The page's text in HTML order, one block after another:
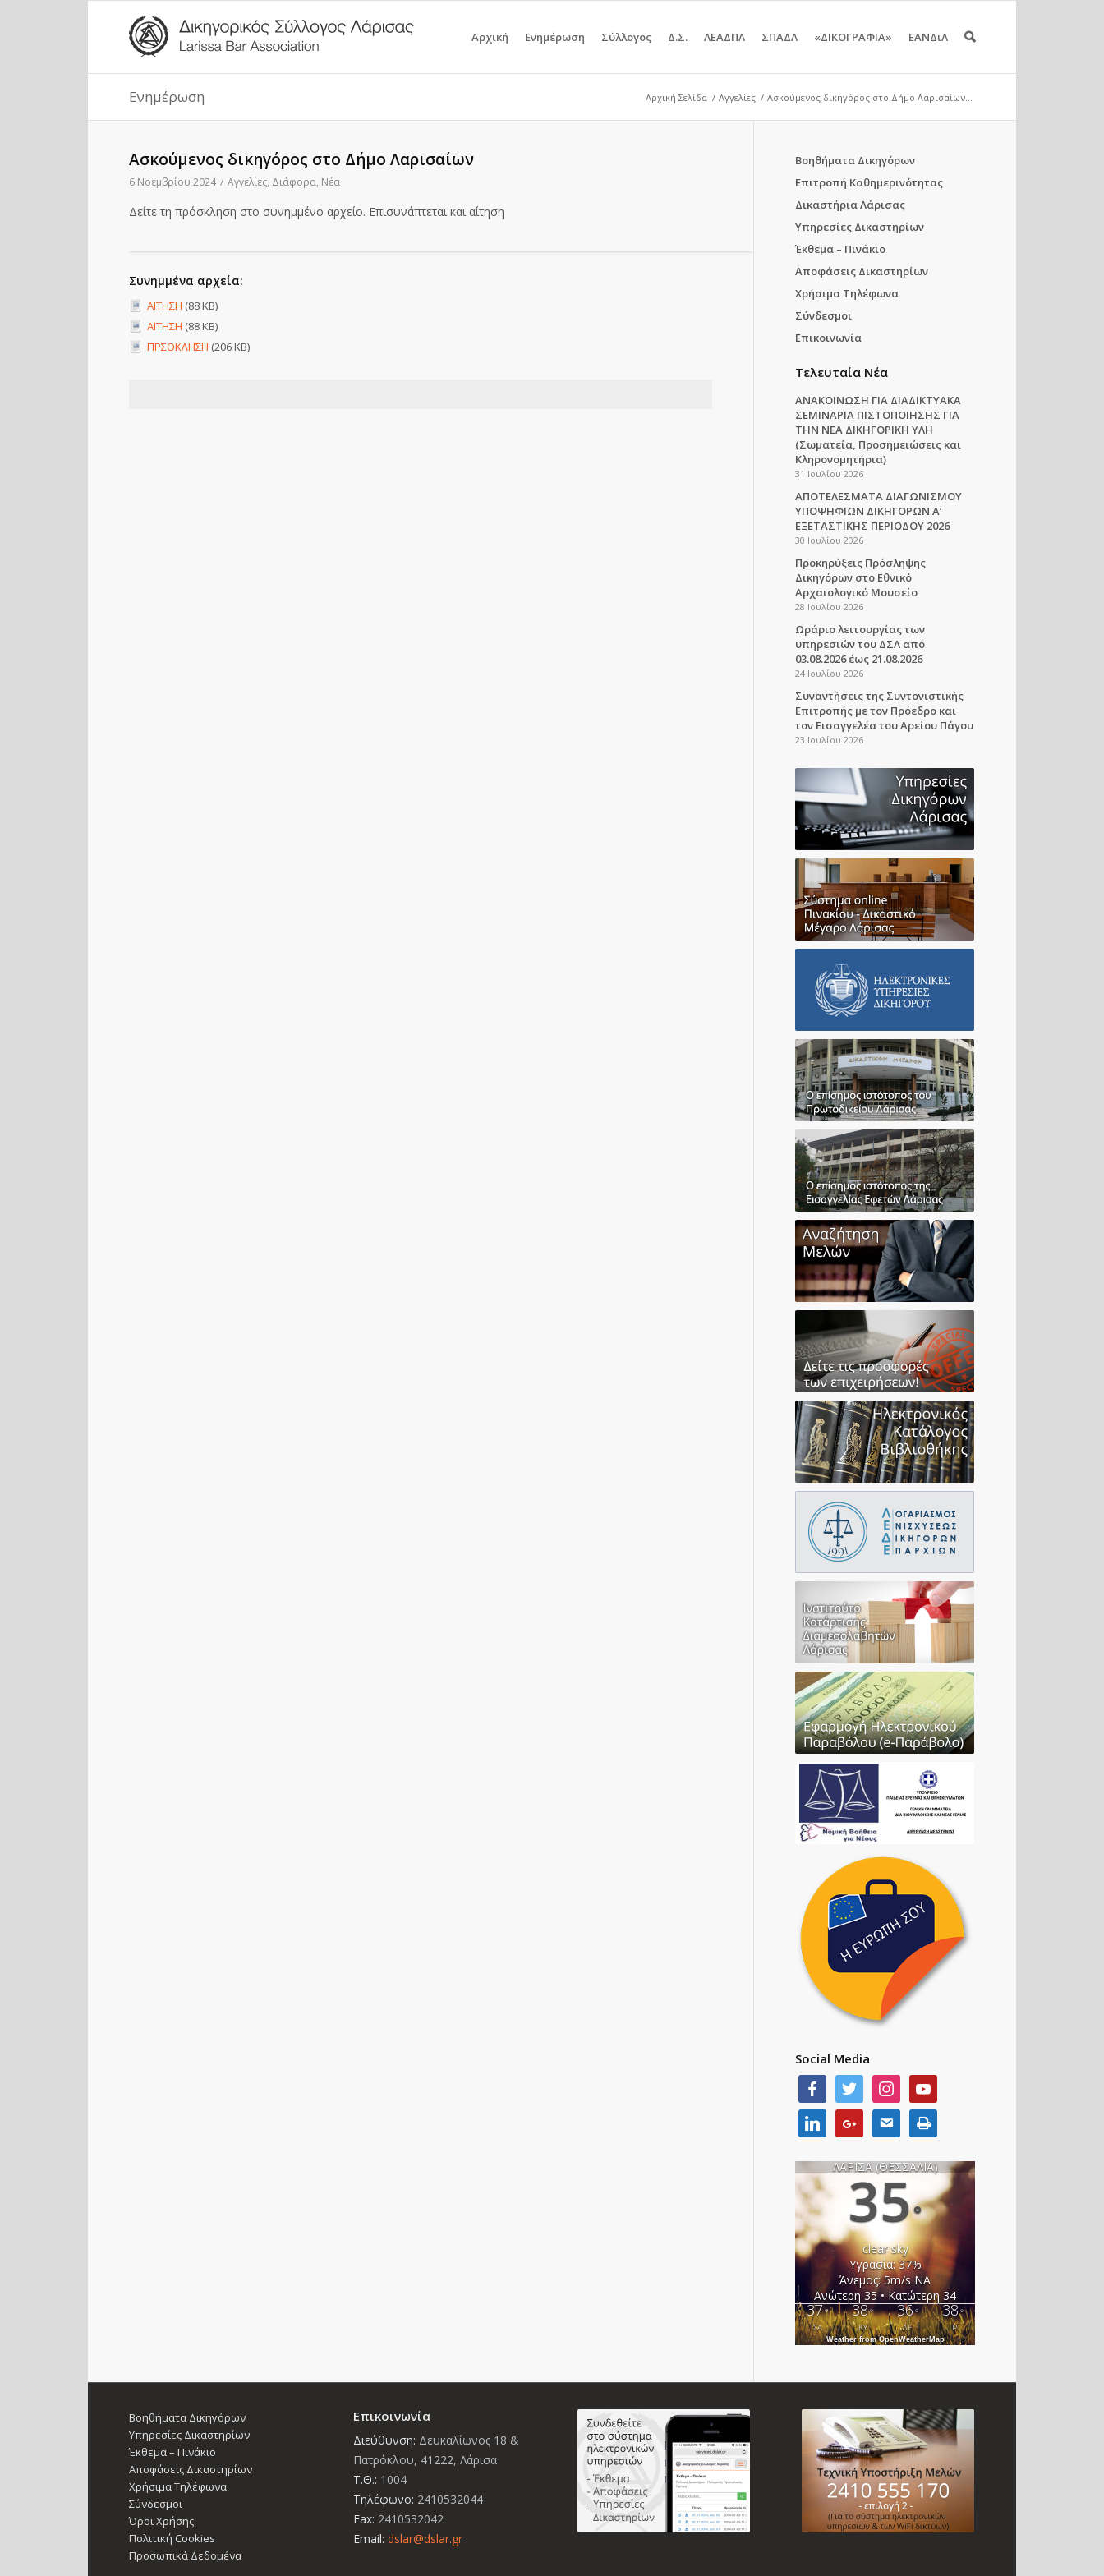
Αρχική Ενημέρωση Σύλλογος Δ.Σ. ΛΕΑΔΠΛ ΣΠΑΔΛ «ΔΙΚΟΓΡΑΦΙΑ» ΕΑΝΔιΛ
Ενημέρωση Αρχική Σελίδα / Αγγελίες / Ασκούμενος δικηγόρος στο Δήμο Λαρισαίων...
Ασκούμενος δικηγόρος στο Δήμο Λαρισαίων
6 Νοεμβρίου 2024 / Αγγελίες, Διάφορα, Νέα
Δείτε τη πρόσκληση στο συνημμένο αρχείο. Επισυνάπτεται και αίτηση
Συνημμένα αρχεία:
ΑΙΤΗΣΗ (88 KB)
ΑΙΤΗΣΗ (88 KB)
ΠΡΣΟΚΛΗΣΗ (206 KB)
Βοηθήματα Δικηγόρων
Επιτροπή Καθημερινότητας
Δικαστήρια Λάρισας
Υπηρεσίες Δικαστηρίων
Έκθεμα – Πινάκιο
Αποφάσεις Δικαστηρίων
Χρήσιμα Τηλέφωνα
Σύνδεσμοι
Επικοινωνία
Τελευταία Νέα
ΑΝΑΚΟΙΝΩΣΗ ΓΙΑ ΔΙΑΔΙΚΤΥΑΚΑ
ΣΕΜΙΝΑΡΙΑ ΠΙΣΤΟΠΟΙΗΣΗΣ ΓΙΑ
ΤΗΝ ΝΕΑ ΔΙΚΗΓΟΡΙΚΗ ΥΛΗ
(Σωματεία, Προσημειώσεις και
Κληρονομητήρια)
31 Ιουλίου 2026
ΑΠΟΤΕΛΕΣΜΑΤΑ ΔΙΑΓΩΝΙΣΜΟΥ
ΥΠΟΨΗΦΙΩΝ ΔΙΚΗΓΟΡΩΝ Α’
ΕΞΕΤΑΣΤΙΚΗΣ ΠΕΡΙΟΔΟΥ 2026
30 Ιουλίου 2026
Προκηρύξεις Πρόσληψης
Δικηγόρων στο Εθνικό
Αρχαιολογικό Μουσείο
28 Ιουλίου 2026
Ωράριο λειτουργίας των
υπηρεσιών του ΔΣΛ από
03.08.2026 έως 21.08.2026
24 Ιουλίου 2026
Συναντήσεις της Συντονιστικής
Επιτροπής με τον Πρόεδρο και
τον Εισαγγελέα του Αρείου Πάγου
23 Ιουλίου 2026
Social Media
ΛΑΡΙΣΑ (ΘΕΣΣΑΛΙΑ)
35°
clear sky
Υγρασία: 37%
Άνεμος: 5m/s ΝΑ
Ανώτερη 35 • Κατώτερη 34
37°
ΣΑ
38°
ΚΥ
36°
ΔΕ
38°
ΤΡ
Weather from OpenWeatherMap
Βοηθήματα Δικηγόρων
Υπηρεσίες Δικαστηρίων
Έκθεμα – Πινάκιο
Αποφάσεις Δικαστηρίων
Χρήσιμα Τηλέφωνα
Σύνδεσμοι
Όροι Χρήσης
Πολιτική Cookies
Προσωπικά Δεδομένα
Επικοινωνία
Διεύθυνση: Δευκαλίωνος 18 &
Πατρόκλου, 41222, Λάρισα
Τ.Θ.: 1004
Τηλέφωνο: 2410532044
Fax: 2410532042
Email: dslar@dslar.gr